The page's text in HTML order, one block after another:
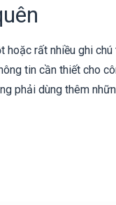
hoặc rất nhiều ghi chú
tin cần thiết cho
phải dùng thêm